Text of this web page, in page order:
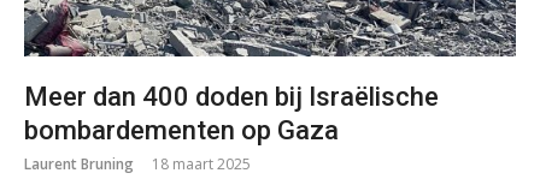
Meer dan 400 doden bij Israëlische
bombardementen op Gaza
Laurent Bruning 18 maart 2025